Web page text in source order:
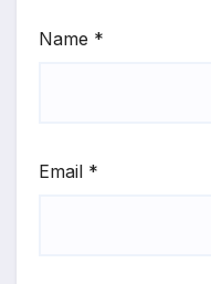
Name *
Email *